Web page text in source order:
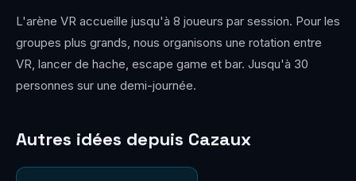
L'arène VR accueille jusqu'à 8 joueurs par session. Pour les
groupes plus grands, nous organisons une rotation entre
VR, lancer de hache, escape game et bar. Jusqu'à 30
personnes sur une demi-journée.
Autres idées depuis Cazaux